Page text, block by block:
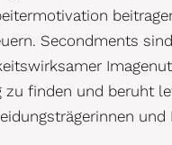
Secondments
zu finden und beruht
und